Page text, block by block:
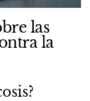
las
la